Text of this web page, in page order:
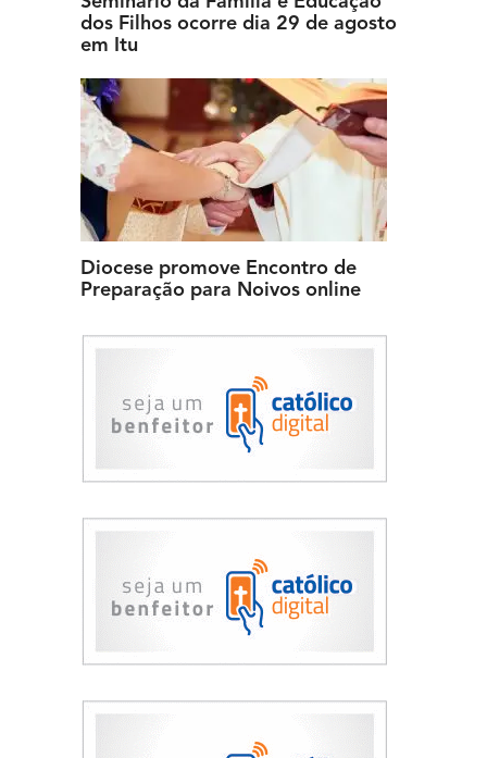
dos Filhos ocorre dia 29 de agosto
em Itu
Diocese promove Encontro de
Preparação para Noivos online